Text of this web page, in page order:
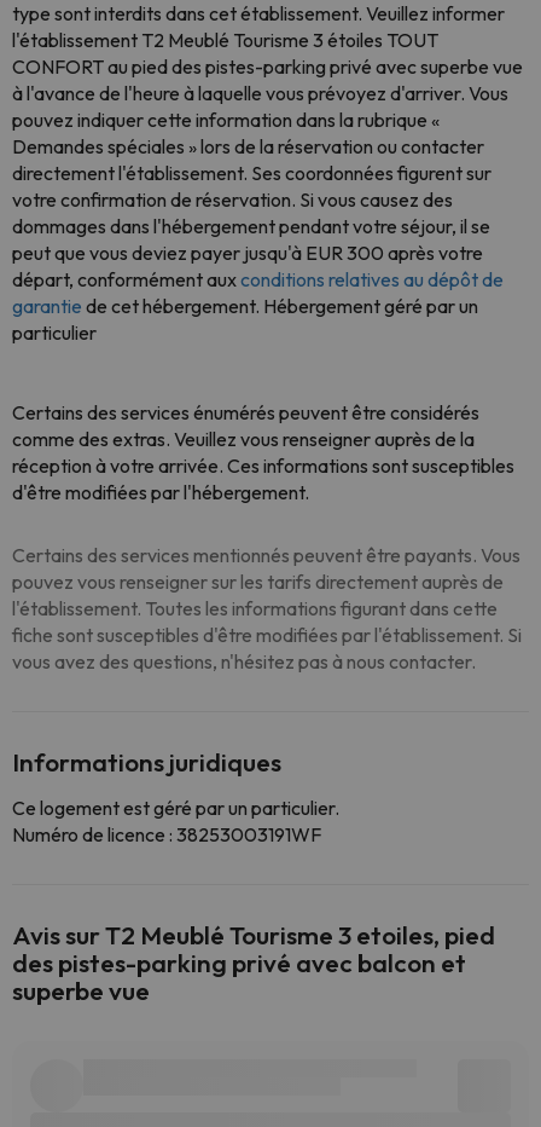
type sont interdits dans cet établissement. Veuillez informer
l'établissement T2 Meublé Tourisme 3 étoiles TOUT
CONFORT au pied des pistes-parking privé avec superbe vue
à l'avance de l'heure à laquelle vous prévoyez d'arriver. Vous
pouvez indiquer cette information dans la rubrique «
Demandes spéciales » lors de la réservation ou contacter
directement l'établissement. Ses coordonnées figurent sur
votre confirmation de réservation. Si vous causez des
dommages dans l'hébergement pendant votre séjour, il se
peut que vous deviez payer jusqu'à EUR 300 après votre
départ, conformément auxconditions relatives au dépôt de
garantie de cet hébergement. Hébergement géré par un
particulier
Certains des services énumérés peuvent être considérés
comme des extras. Veuillez vous renseigner auprès de la
réception à votre arrivée. Ces informations sont susceptibles
d'être modifiées par l'hébergement.
Certains des services mentionnés peuvent être payants. Vous
pouvez vous renseigner sur les tarifs directement auprès de
l'établissement. Toutes les informations figurant dans cette
fiche sont susceptibles d'être modifiées par l'établissement. Si
vous avez des questions, n'hésitez pas à nous contacter.
Informations juridiques
Ce logement est géré par un particulier.
Numéro de licence : 38253003191WF
Avis sur T2 Meublé Tourisme 3 etoiles, pied
des pistes-parking privé avec balcon et
superbe vue